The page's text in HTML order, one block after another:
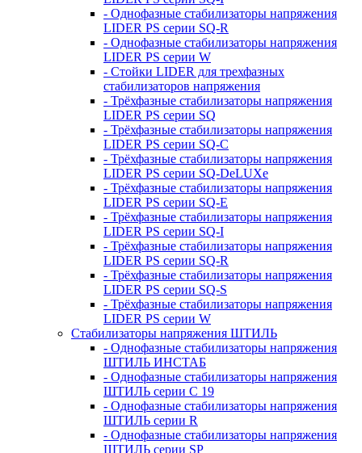
- Однофазные стабилизаторы напряжения
LIDER PS серии SQ-R
- Однофазные стабилизаторы напряжения
LIDER PS серии W
- Стойки LIDER для трехфазных
стабилизаторов напряжения
- Трёхфазные стабилизаторы напряжения
LIDER PS серии SQ
- Трёхфазные стабилизаторы напряжения
LIDER PS серии SQ-C
- Трёхфазные стабилизаторы напряжения
LIDER PS серии SQ-DeLUXe
- Трёхфазные стабилизаторы напряжения
LIDER PS серии SQ-E
- Трёхфазные стабилизаторы напряжения
LIDER PS серии SQ-I
- Трёхфазные стабилизаторы напряжения
LIDER PS серии SQ-R
- Трёхфазные стабилизаторы напряжения
LIDER PS серии SQ-S
- Трёхфазные стабилизаторы напряжения
LIDER PS серии W
Стабилизаторы напряжения ШТИЛЬ
- Однофазные стабилизаторы напряжения
ШТИЛЬ ИНСТАБ
- Однофазные стабилизаторы напряжения
ШТИЛЬ серии C 19
- Однофазные стабилизаторы напряжения
ШТИЛЬ серии R
- Однофазные стабилизаторы напряжения
ШТИЛЬ серии SP